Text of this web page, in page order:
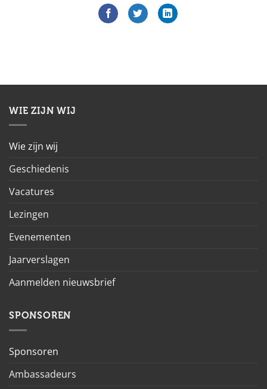
WIE ZIJN WIJ
Wie zijn wij
Geschiedenis
Vacatures
Lezingen
Evenementen
Jaarverslagen
Aanmelden nieuwsbrief
SPONSOREN
Sponsoren
Ambassadeurs